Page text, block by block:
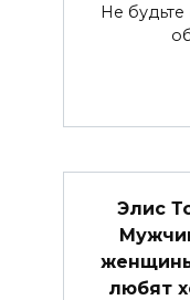
Не
Элис
любят